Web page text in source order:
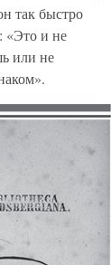
так быстро
«Это и не
или не